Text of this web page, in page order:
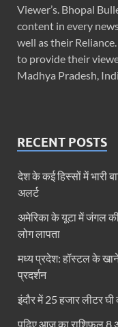
Viewer’s. Bhopal
content in every
well as their
to provide their
Madhya Pradesh,
RECENT POSTS
देश के कई हिस्सों में भारी
अलर्ट
अमेरिका के यूटा में जंगल
लोग लापता
मध्य प्रदेश: हॉस्टल के खाने
प्रदर्शन
इंदौर में 25 हजार लीटर
पढ़िए आज का राशिफल 8